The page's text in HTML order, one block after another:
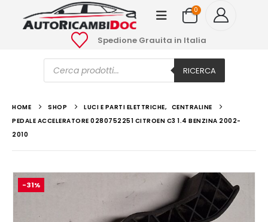
0
Spedione Grauita in Italia
Ricerca
prodotti RICERCA
HOME SHOP LUCI E PARTI ELETTRICHE, CENTRALINE
PEDALE ACCELERATORE 0280752251 CITROEN C3 1.4 BENZINA 2002-
2010
-31%